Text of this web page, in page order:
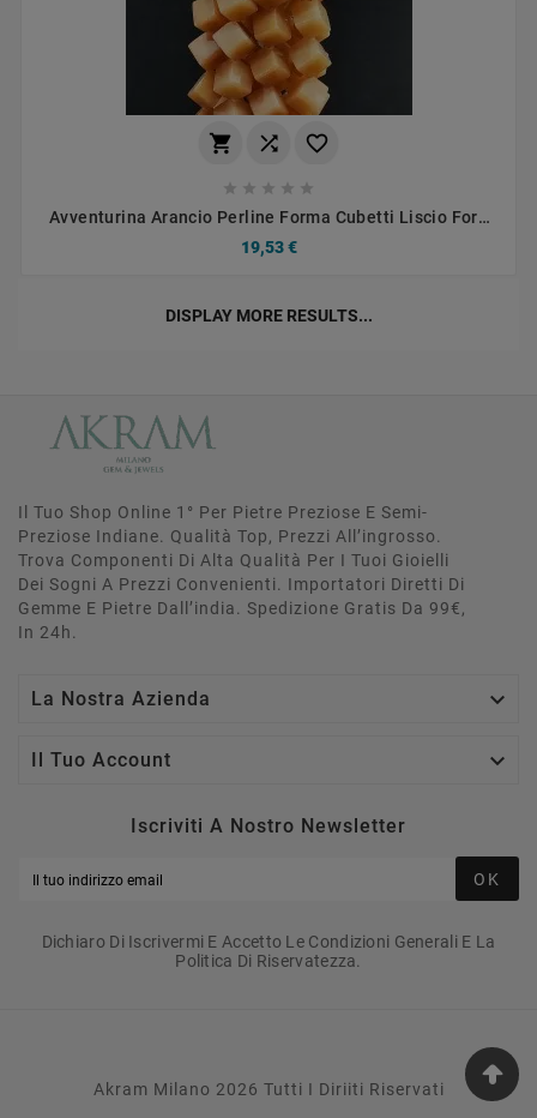
  
    
Avventurina Arancio Perline Forma Cubetti Liscio Foro
19,53 €
DISPLAY MORE RESULTS...
Il Tuo Shop Online 1° Per Pietre Preziose E Semi-
Preziose Indiane. Qualità Top, Prezzi All’ingrosso.
Trova Componenti Di Alta Qualità Per I Tuoi Gioielli
Dei Sogni A Prezzi Convenienti. Importatori Diretti Di
Gemme E Pietre Dall’india. Spedizione Gratis Da 99€,
In 24h.
La Nostra Azienda 
Il Tuo Account 
Iscriviti A Nostro Newsletter
OK
Dichiaro Di Iscrivermi E Accetto Le Condizioni Generali E La
Politica Di Riservatezza.
Akram Milano 2026 Tutti I Diriiti Riservati